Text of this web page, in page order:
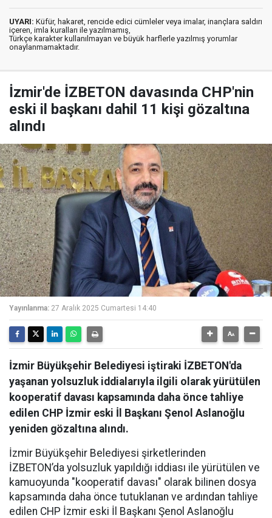
UYARI: Küfür, hakaret, rencide edici cümleler veya imalar, inançlara saldırı
içeren, imla kuralları ile yazılmamış,
Türkçe karakter kullanılmayan ve büyük harflerle yazılmış yorumlar
onaylanmamaktadır.
İzmir'de İZBETON davasında CHP'nin
eski il başkanı dahil 11 kişi gözaltına
alındı
Yayınlanma: 27 Aralık 2025 Cumartesi 14:40
İzmir Büyükşehir Belediyesi iştiraki İZBETON'da
yaşanan yolsuzluk iddialarıyla ilgili olarak yürütülen
kooperatif davası kapsamında daha önce tahliye
edilen CHP İzmir eski İl Başkanı Şenol Aslanoğlu
yeniden gözaltına alındı.
İzmir Büyükşehir Belediyesi şirketlerinden
İZBETON’da yolsuzluk yapıldığı iddiası ile yürütülen ve
kamuoyunda "kooperatif davası" olarak bilinen dosya
kapsamında daha önce tutuklanan ve ardından tahliye
edilen CHP İzmir eski İl Başkanı Şenol Aslanoğlu